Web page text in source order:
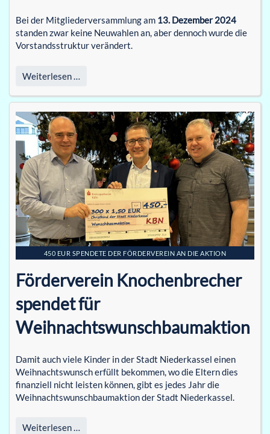
Bei der Mitgliederversammlung am 13. Dezember 2024
standen zwar keine Neuwahlen an, aber dennoch wurde die
Vorstandsstruktur verändert.
Weiterlesen …
450 EUR SPENDETE DER FÖRDERVEREIN AN DIE AKTION
Förderverein Knochenbrecher
spendet für
Weihnachtswunschbaumaktion
Damit auch viele Kinder in der Stadt Niederkassel einen
Weihnachtswunsch erfüllt bekommen, wo die Eltern dies
finanziell nicht leisten können, gibt es jedes Jahr die
Weihnachtswunschbaumaktion der Stadt Niederkassel.
Weiterlesen …